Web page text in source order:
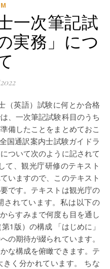
一次筆記試
実務」につ
、一次筆記試験科目のうち
備したことをまとめておこ
国通訳案内士試験ガイドラ
ついて次のように記されて
て、観光庁研修のテキスト
いますので、このテキスト
です。テキストは観光庁の
されています。私は以下の
らすみまで何度も目を通し
1版）の構成 「はじめに」
の期待が綴られています。
な構成を俯瞰できます。テ
く分かれています。 ちな